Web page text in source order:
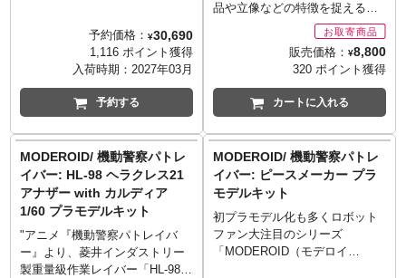
ット装備でthreezeroの「ロボ
道」から登場です！アクアユニ
ット装備は1/35スケールの可動
フィギュアで、素材にはABS、
PVC、POM、亜鉛合金ダイキャ
金ダイキャストは可動フレーム
に用いており、これにより全身
約60箇所の可動ポイントを実現
しています。肘、腰、股関節、
そして膝のカバーには布を使用
することで、シルエットの再現
と可動を両立。カバー布にはウ
ェザリング塗装をうっすらと施
予約価格： ¥30,690
1,116 ポイント獲得
入荷時期： 2027年03月
予約する
品や立像などの特徴を捉える造
形で「手に取れる最高品質のレ
プリカ」を数多く送り出してき
た海洋堂。その海洋堂が提案す
る「ARTPLA」に新作が登場！
『機動警察パトレイバー2 the
Movie』より、「リアクティブ
号機」が1/35スケールで
ARTPLAにラインナップ！イラ
ストレーター出渕裕氏デザイン
によるイングラムが、もっとも
力強く美しく見えるポージング
とプロポーションを追求した、
ポーズ固定のプラスチックモデ
販売価格： ¥8,800
320 ポイント獲得
カートに入れる
MODEROID/ 機動警察パトレ
イバー: HL-98 ヘラクレス21
アナザー with カルディア
1/60 プラモデルキット
"アニメ『機動警察パトレイバ
ー』より、菱井インダストリー
製重量級作業レイバー「HL-98ヘ
MODEROID/ 機動警察パトレ
イバー: ピースメーカー プラ
モデルキット
初プラモデル化も多くロボット
ファン大注目のシリーズ
「MODEROID（モデロイ